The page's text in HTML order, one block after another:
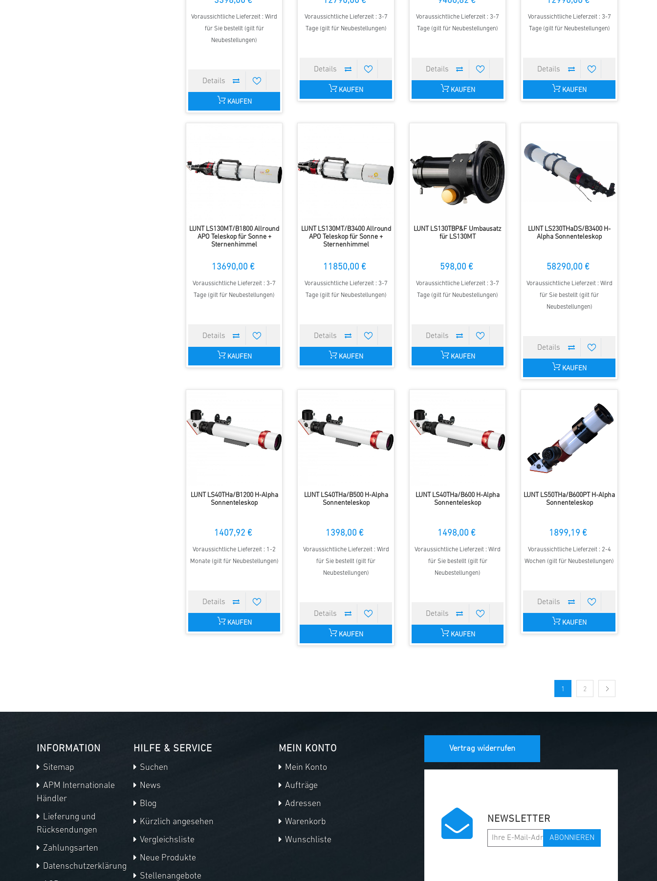
Voraussichtliche Lieferzeit : Wird
für Sie bestellt (gilt für
Neubestellungen)
KAUFEN
Voraussichtliche Lieferzeit : 3-7
Tage (gilt für Neubestellungen)
KAUFEN
Voraussichtliche Lieferzeit : 3-7
Tage (gilt für Neubestellungen)
KAUFEN
Voraussichtliche Lieferzeit : 3-7
Tage (gilt für Neubestellungen)
KAUFEN
LUNT LS130MT/B1800 Allround
APO Teleskop für Sonne +
Sternenhimmel
13690,00 €
Voraussichtliche Lieferzeit : 3-7
Tage (gilt für Neubestellungen)
KAUFEN
LUNT LS130MT/B3400 Allround
APO Teleskop für Sonne +
Sternenhimmel
11850,00 €
Voraussichtliche Lieferzeit : 3-7
Tage (gilt für Neubestellungen)
KAUFEN
LUNT LS130TBP&F Umbausatz
für LS130MT
598,00 €
Voraussichtliche Lieferzeit : 3-7
Tage (gilt für Neubestellungen)
KAUFEN
LUNT LS230THaDS/B3400 H-
Alpha Sonnenteleskop
58290,00 €
Voraussichtliche Lieferzeit : Wird
für Sie bestellt (gilt für
Neubestellungen)
KAUFEN
LUNT LS40THa/B1200 H-Alpha
Sonnenteleskop
1407,92 €
Voraussichtliche Lieferzeit : 1-2
Monate (gilt für Neubestellungen)
KAUFEN
LUNT LS40THa/B500 H-Alpha
Sonnenteleskop
1398,00 €
Voraussichtliche Lieferzeit : Wird
für Sie bestellt (gilt für
Neubestellungen)
KAUFEN
LUNT LS40THa/B600 H-Alpha
Sonnenteleskop
1498,00 €
Voraussichtliche Lieferzeit : Wird
für Sie bestellt (gilt für
Neubestellungen)
KAUFEN
LUNT LS50THa/B600PT H-Alpha
Sonnenteleskop
1899,19 €
Voraussichtliche Lieferzeit : 2-4
Wochen (gilt für Neubestellungen)
KAUFEN
1 2
INFORMATION
Sitemap
APM Internationale
Händler
Lieferung und
Rücksendungen
Zahlungsarten
Datenschutzerklärung
HILFE & SERVICE
Suchen
News
Blog
Kürzlich angesehen
Vergleichsliste
Neue Produkte
Stellenangebote
MEIN KONTO
Mein Konto
Aufträge
Adressen
Warenkorb
Wunschliste
Vertrag widerrufen
NEWSLETTER
ABONNIEREN